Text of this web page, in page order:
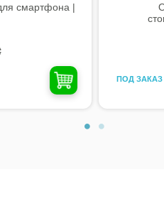
смартфона |
ПОД ЗАКАЗ